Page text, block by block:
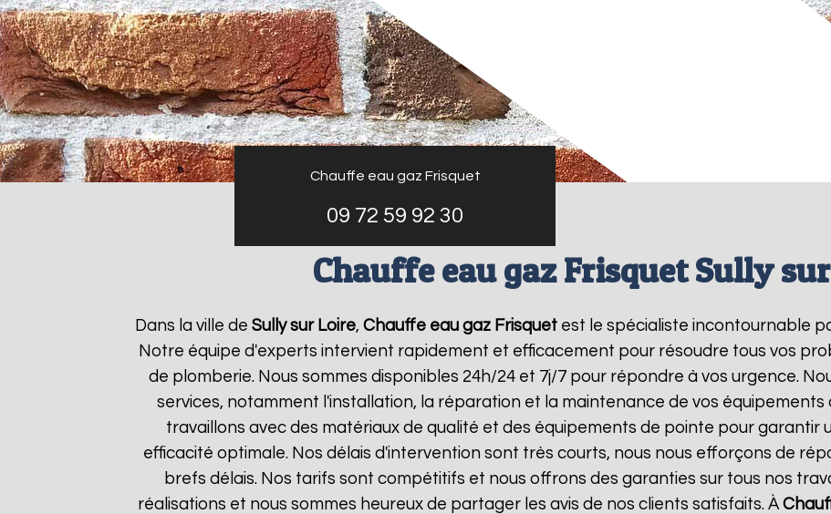
Chauffe eau gaz Frisquet
09 72 59 92 30
Chauffe eau gaz Frisquet Sully
Dans la ville de Sully sur Loire, Chauffe eau gaz Frisquetest le spécialiste incontournable
Notre équipe d'experts intervient rapidement et efficacement pour résoudre tous vos
de plomberie. Nous sommes disponibles 24h/24 et 7j/7 pour répondre à vos urgence.
services, notamment l'installation, la réparation et la maintenance de vos équipements
travaillons avec des matériaux de qualité et des équipements de pointe pour garantir
efficacité optimale. Nos délais d'intervention sont très courts, nous nous efforçons de
brefs délais. Nos tarifs sont compétitifs et nous offrons des garanties sur tous nos
réalisations et nous sommes heureux de partager les avis de nos clients satisfaits. À